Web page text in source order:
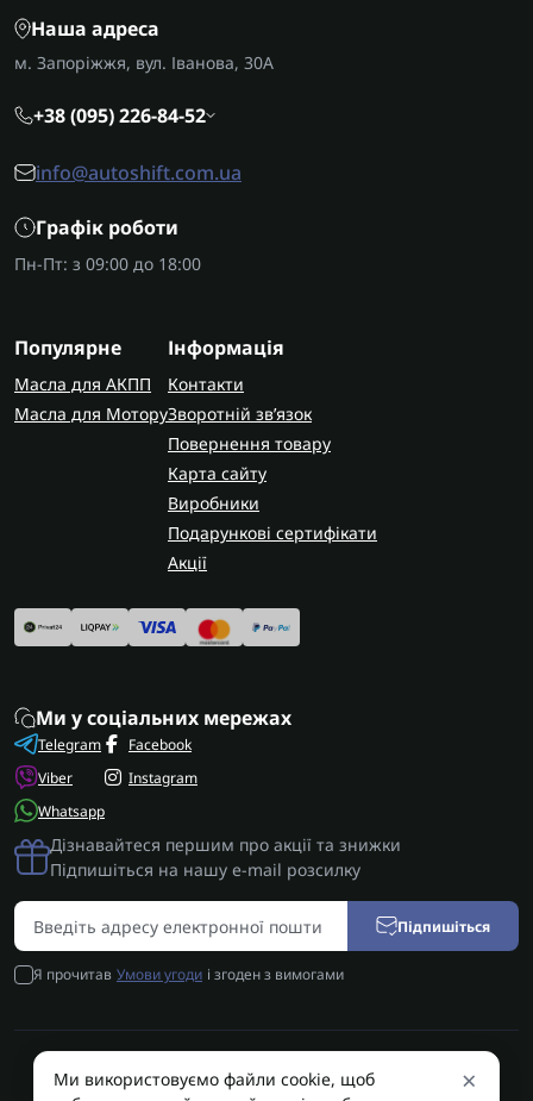
Наша адреса
м. Запоріжжя, вул. Іванова, 30А
+38 (095) 226-84-52
info@autoshift.com.ua
Графік роботи
Пн-Пт: з 09:00 до 18:00
Популярне
Масла для АКПП
Масла для Мотору
Інформація
Контакти
Зворотній зв’язок
Повернення товару
Карта сайту
Виробники
Подарункові сертифікати
Акції
Ми у соціальних мережах
Telegram
Viber
Whatsapp
Facebook
Instagram
Дізнавайтеся першим про акції та знижки
Підпишіться на нашу e-mail розсилку
Підпишіться
Я прочитав Умови угоди і згоден з вимогами
AUTOSHIFT | Запчастини АКПП | Ремонт АКПП © 2026 ×
Ми використовуємо файли cookie, щоб